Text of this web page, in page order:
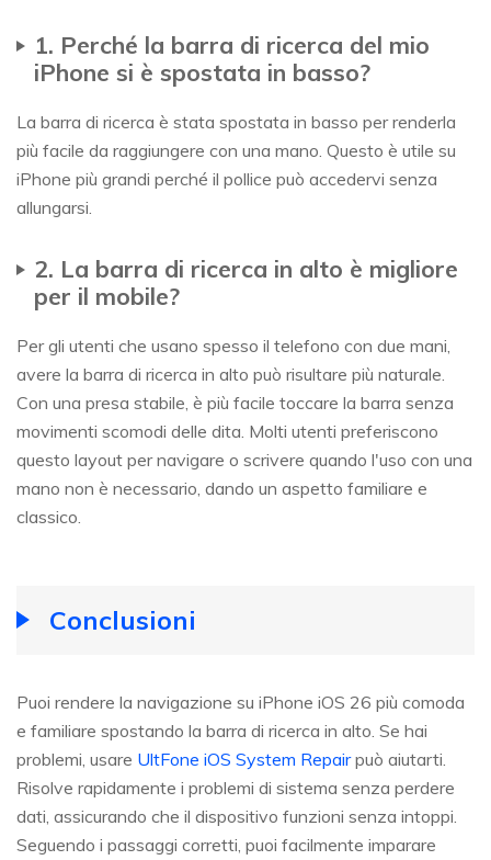
1. Perché la barra di ricerca del mio
iPhone si è spostata in basso?
La barra di ricerca è stata spostata in basso per renderla
più facile da raggiungere con una mano. Questo è utile su
iPhone più grandi perché il pollice può accedervi senza
allungarsi.
2. La barra di ricerca in alto è migliore
per il mobile?
Per gli utenti che usano spesso il telefono con due mani,
avere la barra di ricerca in alto può risultare più naturale.
Con una presa stabile, è più facile toccare la barra senza
movimenti scomodi delle dita. Molti utenti preferiscono
questo layout per navigare o scrivere quando l'uso con una
mano non è necessario, dando un aspetto familiare e
classico.
Conclusioni
Puoi rendere la navigazione su iPhone iOS 26 più comoda
e familiare spostando la barra di ricerca in alto. Se hai
problemi, usare UltFone iOS System Repairpuò aiutarti.
Risolve rapidamente i problemi di sistema senza perdere
dati, assicurando che il dispositivo funzioni senza intoppi.
Seguendo i passaggi corretti, puoi facilmente imparare